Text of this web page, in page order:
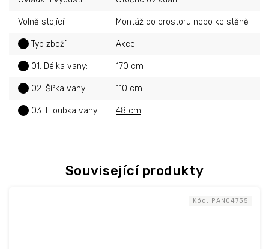
Související produkty
Kód: PAN04735
Volně stojící: Montáž do prostoru nebo ke stěně
Typ zboží: Akce
01. Délka vany: 170 cm
02. Šířka vany: 110 cm
03. Hloubka vany: 48 cm